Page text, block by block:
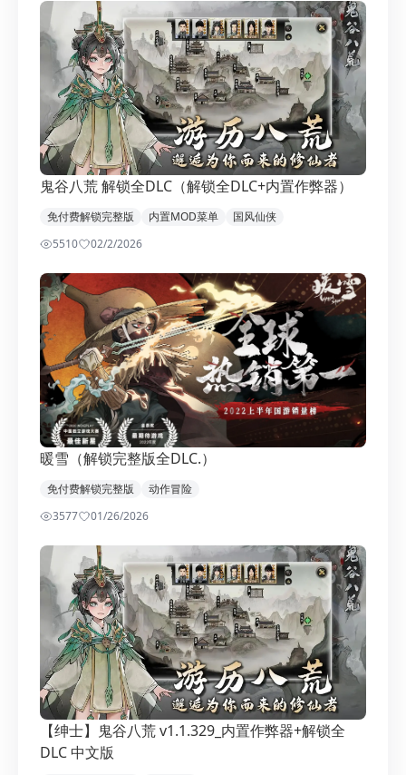
鬼谷八荒 解锁全DLC（解锁全DLC+内置作弊器）
免付费解锁完整版 内置MOD菜单
国风仙侠
5510
02/2/2026
暖雪（解锁完整版全DLC.）
免付费解锁完整版
动作冒险
3577
01/26/2026
【绅士】鬼谷八荒 v1.1.329_内置作弊器+解锁全
DLC 中文版